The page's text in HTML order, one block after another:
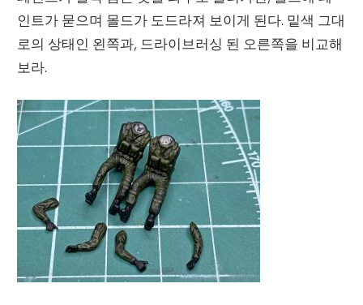
인트가 묻으며 몰드가 도드라져 보이게 된다. 밑색 그대
로의 상태인 왼쪽과, 드라이브러싱 된 오른쪽을 비교해
보라.